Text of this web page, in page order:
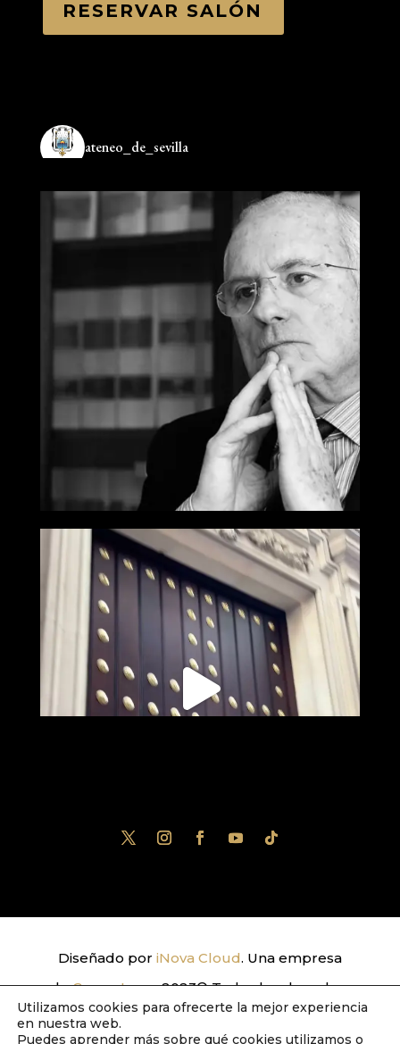
RESERVAR SALÓN
ateneo_de_sevilla
Diseñado por iNova Cloud. Una empresa
deGrupo Inova2023© Todos los derechos
reservados.Política de Privacidad|Aviso
Utilizamos cookies para ofrecerte la mejor experiencia
en nuestra web.
Puedes aprender más sobre qué cookies utilizamos o